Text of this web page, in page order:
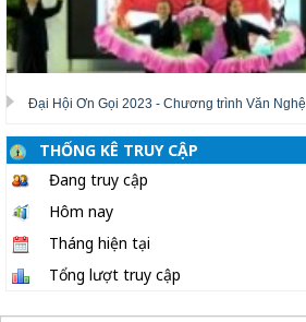
Đại Hội Ơn Gọi 2023 - Chương trình Văn Nghệ
THỐNG KÊ TRUY CẬP
Đang truy cập
Hôm nay
Tháng hiện tại
Tổng lượt truy cập